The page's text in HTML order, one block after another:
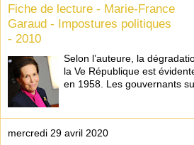
Fiche de lecture - Marie-France
Garaud - Impostures politiques
- 2010
Selon l’auteure, la
la Ve République est
en 1958. Les gouvernants
mercredi 29 avril 2020